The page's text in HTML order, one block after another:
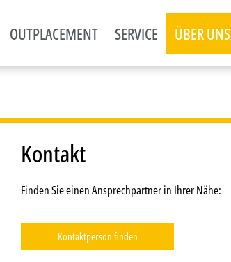
OUTPLACEMENT SERVICE ÜBER UNS
Kontakt
Finden Sie einen Ansprechpartner in Ihrer Nähe:
Kontaktperson finden